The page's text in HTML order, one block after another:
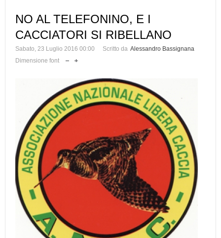
NO AL TELEFONINO, E I
CACCIATORI SI RIBELLANO
Sabato, 23 Luglio 2016 00:00 Scritto da Alessandro Bassignana
Dimensione font